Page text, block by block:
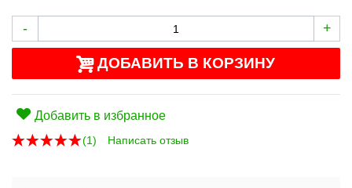
- +
ДОБАВИТЬ В КОРЗИНУ
Добавить в избранное
(1) Написать отзыв